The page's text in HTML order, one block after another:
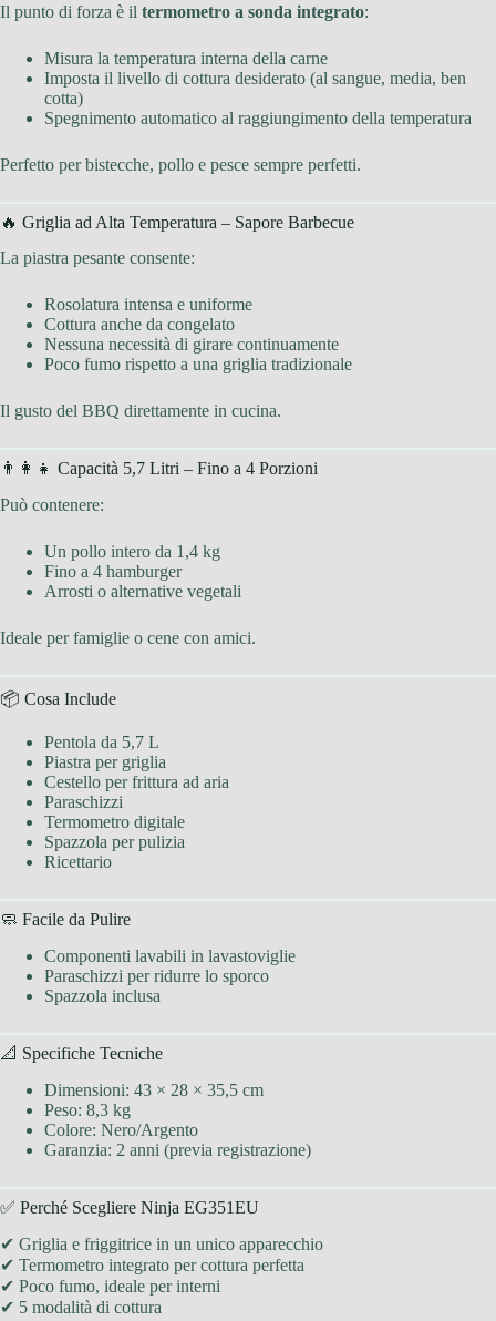
Il punto di forza è il termometro a sonda integrato:
Misura la temperatura interna della carne
Imposta il livello di cottura desiderato (al sangue, media, ben
cotta)
Spegnimento automatico al raggiungimento della temperatura
Perfetto per bistecche, pollo e pesce sempre perfetti.
🔥 Griglia ad Alta Temperatura – Sapore Barbecue
La piastra pesante consente:
Rosolatura intensa e uniforme
Cottura anche da congelato
Nessuna necessità di girare continuamente
Poco fumo rispetto a una griglia tradizionale
Il gusto del BBQ direttamente in cucina.
👨‍👩‍👧 Capacità 5,7 Litri – Fino a 4 Porzioni
Può contenere:
Un pollo intero da 1,4 kg
Fino a 4 hamburger
Arrosti o alternative vegetali
Ideale per famiglie o cene con amici.
📦 Cosa Include
Pentola da 5,7 L
Piastra per griglia
Cestello per frittura ad aria
Paraschizzi
Termometro digitale
Spazzola per pulizia
Ricettario
🧼 Facile da Pulire
Componenti lavabili in lavastoviglie
Paraschizzi per ridurre lo sporco
Spazzola inclusa
📐 Specifiche Tecniche
Dimensioni: 43 × 28 × 35,5 cm
Peso: 8,3 kg
Colore: Nero/Argento
Garanzia: 2 anni (previa registrazione)
✅ Perché Scegliere Ninja EG351EU
✔ Griglia e friggitrice in un unico apparecchio
✔ Termometro integrato per cottura perfetta
✔ Poco fumo, ideale per interni
✔ 5 modalità di cottura